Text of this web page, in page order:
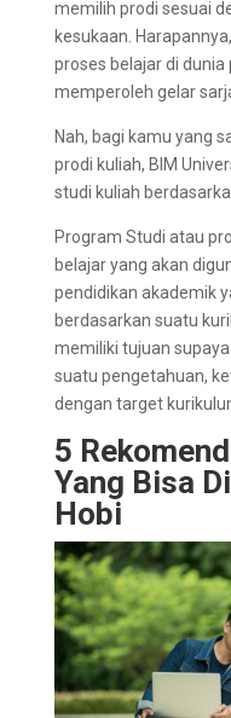
memilih prodi sesuai
kesukaan.
proses belajar di
memperoleh gelar
Nah, bagi kamu yang
prodi kuliah, BIM
studi kuliah
Program Studi atau
belajar yang akan
pendidikan akademik
berdasarkan suatu
memiliki tujuan
suatu pengetahuan,
dengan target
5
Yang Bisa
Hobi